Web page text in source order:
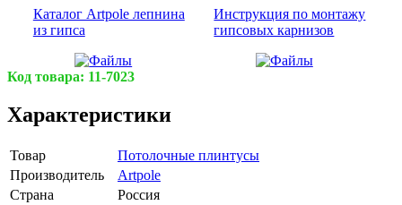
Каталог Artpole лепнина
из гипса
Инструкция по монтажу
гипсовых карнизов
Код товара: 11-7023
Характеристики
Товар
Потолочные плинтусы
Производитель
Artpole
Страна
Россия